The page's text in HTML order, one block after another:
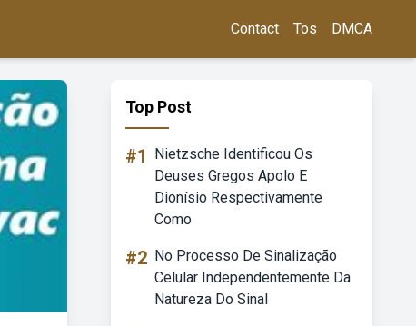
Contact Tos DMCA
Top Post
#1
Nietzsche Identificou Os
Deuses Gregos Apolo E
Dionísio Respectivamente
Como
#2 No Processo De Sinalização
Celular Independentemente Da
Natureza Do Sinal